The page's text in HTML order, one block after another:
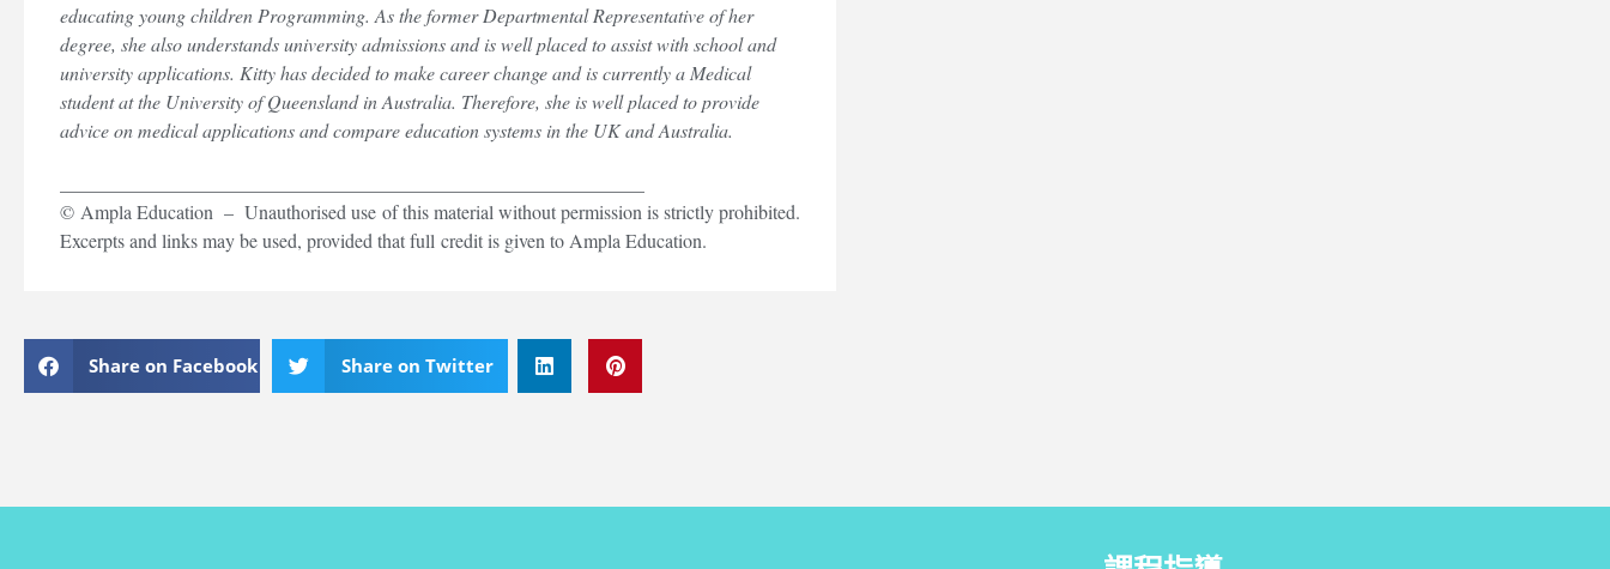
educating young children Programming. As the former Departmental Representative of her
degree, she also understands university admissions and is well placed to assist with school and
university applications. Kitty has decided to make career change and is currently a Medical
student at the University of Queensland in Australia. Therefore, she is well placed to provide
advice on medical applications and compare education systems in the UK and Australia.
© Ampla Education – Unauthorised use of this material without permission is strictly prohibited.
Excerpts and links may be used, provided that full credit is given to Ampla Education.
Share on Facebook Share on Twitter